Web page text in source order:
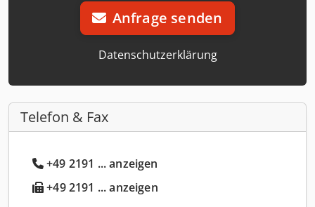
Anfrage senden
Datenschutzerklärung
Telefon & Fax
+49 2191 ... anzeigen
+49 2191 ... anzeigen